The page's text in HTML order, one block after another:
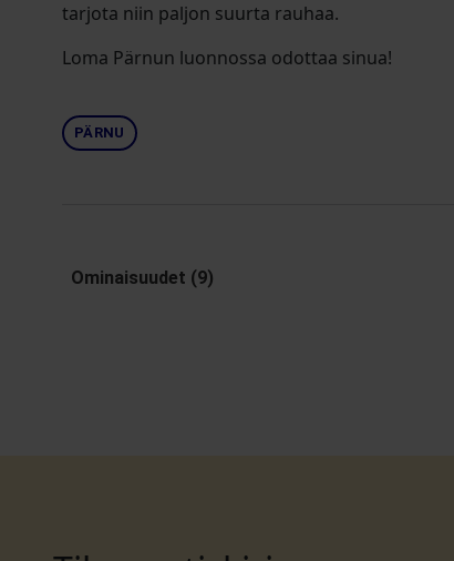
tarjota niin paljon suurta rauhaa.
Loma Pärnun luonnossa odottaa sinua!
PÄRNU
Ominaisuudet (9)